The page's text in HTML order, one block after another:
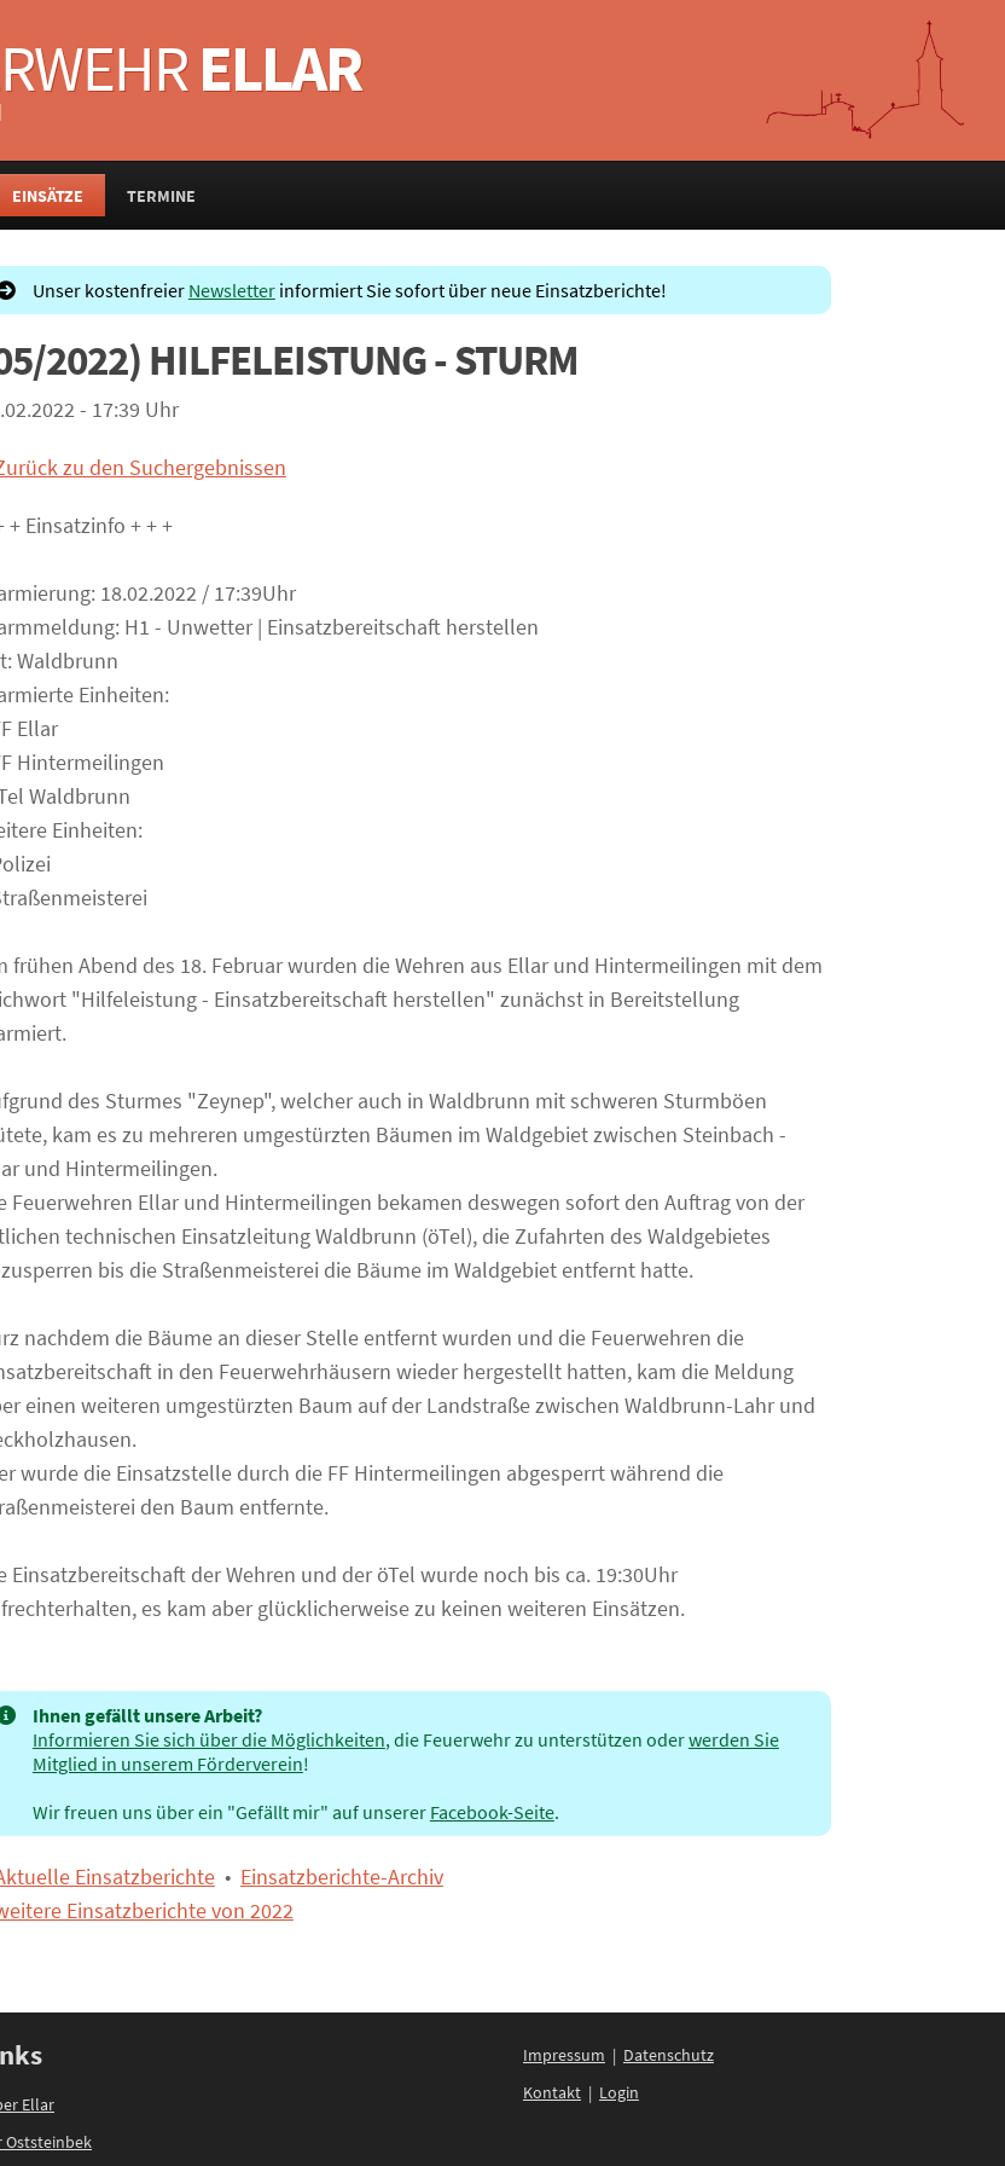
ELLAR
EINSÄTZE TERMINE
Unser kostenfreier Newsletterinformiert Sie sofort über neue Einsatzberichte!
2022) HILFELEISTUNG - STURM
- 17:39 Uhr
zu den Suchergebnissen
+ Einsatzinfo + + +
18.02.2022 / 17:39Uhr
H1 - Unwetter | Einsatzbereitschaft herstellen
Waldbrunn
Einheiten:
Ellar
Hintermeilingen
Waldbrunn
Einheiten:
frühen Abend des 18. Februar wurden die Wehren aus Ellar und Hintermeilingen mit dem
"Hilfeleistung - Einsatzbereitschaft herstellen" zunächst in Bereitstellung
des Sturmes "Zeynep", welcher auch in Waldbrunn mit schweren Sturmböen
kam es zu mehreren umgestürzten Bäumen im Waldgebiet zwischen Steinbach -
und Hintermeilingen.
Feuerwehren Ellar und Hintermeilingen bekamen deswegen sofort den Auftrag von der
technischen Einsatzleitung Waldbrunn (öTel), die Zufahrten des Waldgebietes
bis die Straßenmeisterei die Bäume im Waldgebiet entfernt hatte.
nachdem die Bäume an dieser Stelle entfernt wurden und die Feuerwehren die
in den Feuerwehrhäusern wieder hergestellt hatten, kam die Meldung
einen weiteren umgestürzten Baum auf der Landstraße zwischen Waldbrunn-Lahr und
wurde die Einsatzstelle durch die FF Hintermeilingen abgesperrt während die
den Baum entfernte.
Einsatzbereitschaft der Wehren und der öTel wurde noch bis ca. 19:30Uhr
es kam aber glücklicherweise zu keinen weiteren Einsätzen.
Ihnen gefällt unsere Arbeit?
Informieren Sie sich über die Möglichkeiten, die Feuerwehr zu unterstützen oderwerden Sie
Mitglied in unserem Förderverein!
Wir freuen uns über ein "Gefällt mir" auf unserer Facebook-Seite.
Einsatzberichte• Einsatzberichte-Archiv
Einsatzberichte von 2022
Ellar
Oststeinbek
Impressum | Datenschutz
Kontakt| Login